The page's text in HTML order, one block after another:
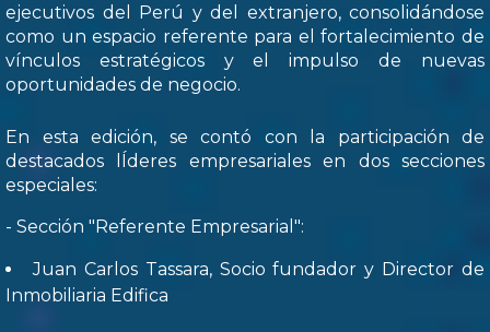
ejecutivos del Perú y del extranjero, consolidándose
como un espacio referente para el fortalecimiento de
vínculos estratégicos y el impulso de nuevas
oportunidades de negocio.
En esta edición, se contó con la participación de
destacados lÍderes empresariales en dos secciones
especiales:
- Sección "Referente Empresarial":
Juan Carlos Tassara, Socio fundador y Director de
Inmobiliaria Edifica